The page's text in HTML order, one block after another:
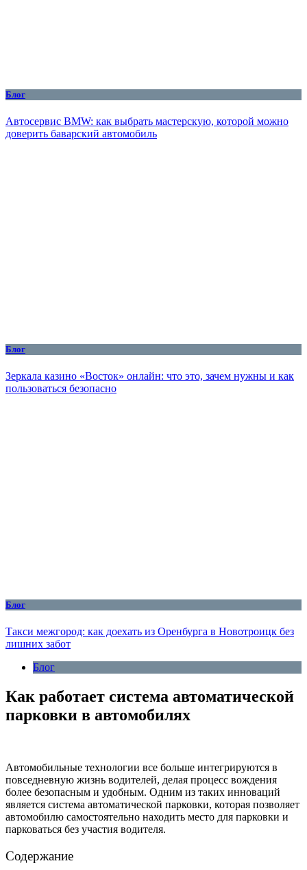
Блог
Автосервис BMW: как выбрать мастерскую, которой можно
доверить баварский автомобиль
Блог
Зеркала казино «Восток» онлайн: что это, зачем нужны и как
пользоваться безопасно
Блог
Такси межгород: как доехать из Оренбурга в Новотроицк без
лишних забот
Блог
Как работает система автоматической
парковки в автомобилях
Автомобильные технологии все больше интегрируются в
повседневную жизнь водителей, делая процесс вождения
более безопасным и удобным. Одним из таких инноваций
является система автоматической парковки, которая позволяет
автомобилю самостоятельно находить место для парковки и
парковаться без участия водителя.
Содержание